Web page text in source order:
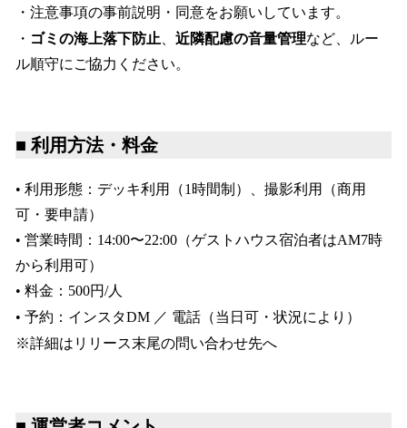
・注意事項の事前説明・同意をお願いしています。
・ ゴミの海上落下防止 近隣配慮の音量管理など、ルー
ル順守にご協力ください。
■ 利用方法・料金
• 利用形態：デッキ利用（1時間制）、撮影利用（商用
可・要申請）
• 営業時間：14:00〜22:00（ゲストハウス宿泊者はAM7時
から利用可）
• 料金：500円/人
• 予約：インスタDM ／ 電話（当日可・状況により）
※詳細はリリース末尾の問い合わせ先へ